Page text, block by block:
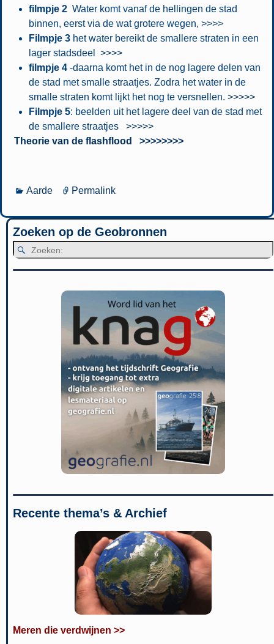
filmpje 2Water komt vanaf de hellingen de stad
binnen, eerst via de wat grotere wegen, >>>>
Filmpje 3het water bereikt de smallere straten in een
lager stadsdeel >>>>
filmpje 4-daarna komt het in de nog lagere delen van
de stad met smalle straatjes. Zodra het water in de
smalle straten komt lijkt het nog te versnellen. >>>>>
Filmpje 5: beelden uit het lagere deel van de stad met
de smallere straatjes >>>>>
Theorie van de flashflood >>>>>>>>
Aarde Permalink
Zoeken op de Geobronnen
Recente thema’s & Archief
Meren die verdwijnen >>